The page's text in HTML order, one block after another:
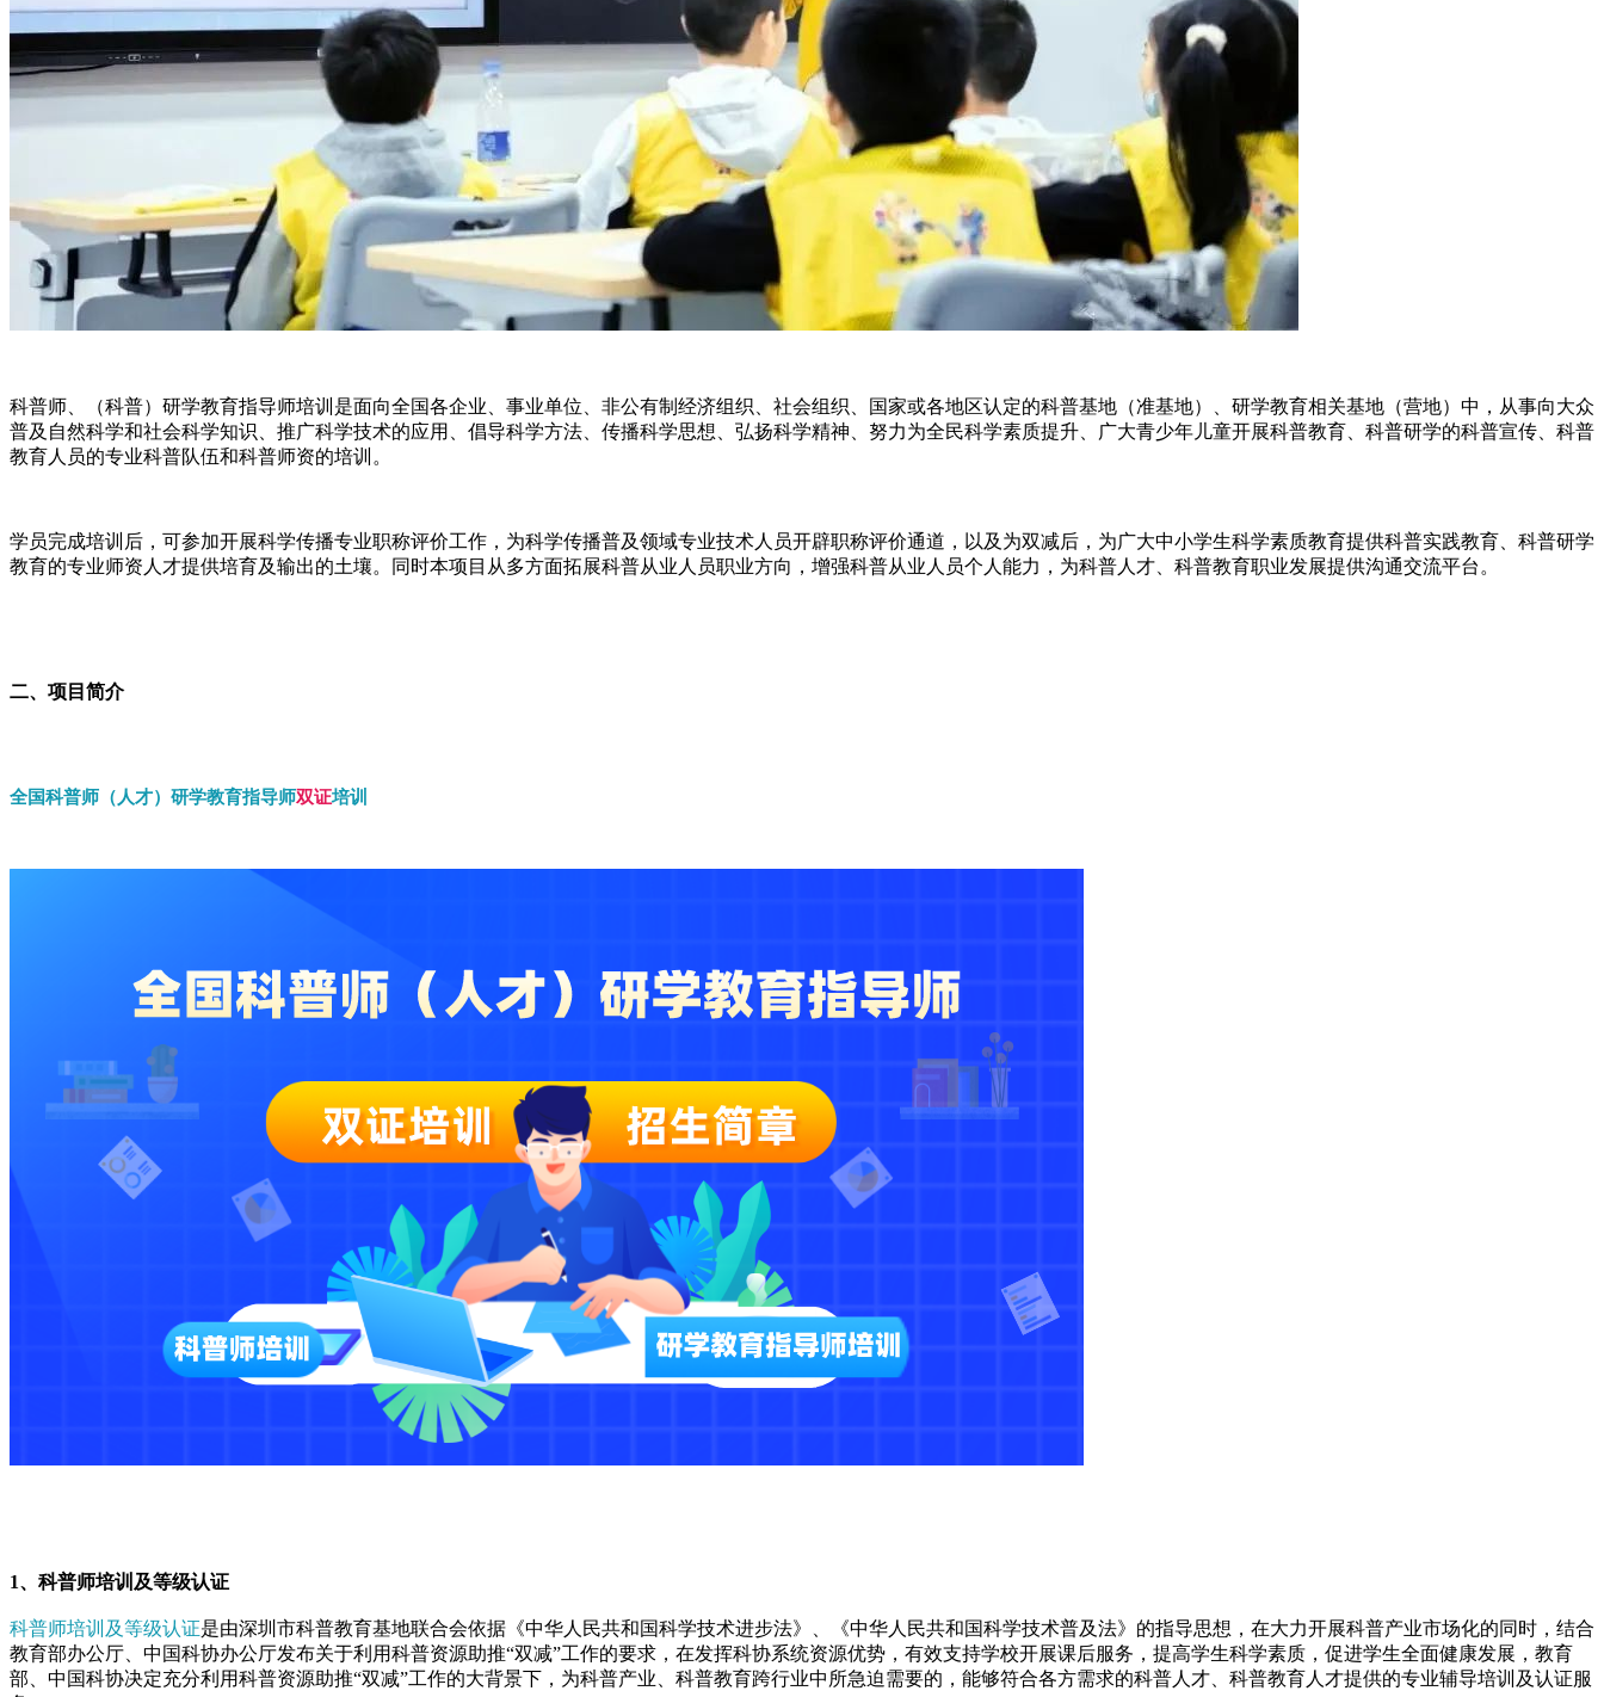
科普师、（科普）研学教育指导师培训 是面向全国各企业、事业单位、非公有制经济组织、社会组织、国家或各地区认定的科普基地（准基地）、研学教育相关基地（营地）中，从事向大众
普及自然科学和社会科学知识、推广科学技术的应用、倡导科学方法、传播科学思想、弘扬科学精神、努力为全民科学素质提升、广大青少年儿童开展科普教育、科普研学的科普宣传、科普
教育人员的专业科普队伍和科普师资的培训。
学员完成培训后，可参加开展科学传播专业职称评价工作，为科学传播普及领域专业技术人员开辟职称评价通道，以及为双减后，为广大中小学生科学素质教育提供科普实践教育、科普研学
教育的专业师资人才提供培育及输出的土壤。同时本项目从多方面拓展科普从业人员职业方向，增强科普从业人员个人能力，为科普人才、科普教育职业发展提供沟通交流平台。
二、项目简介
全国科普师（人才）研学教育指导师双证培训
1、科普师培训及等级认证
科普师培训及等级认证是由深圳市科普教育基地联合会依据《中华人民共和国科学技术进步法》、《中华人民共和国科学技术普及法》的指导思想，在大力开展科普产业市场化的同时，结合
教育部办公厅、中国科协办公厅发布关于利用科普资源助推“双减”工作的要求，在发挥科协系统资源优势，有效支持学校开展课后服务，提高学生科学素质，促进学生全面健康发展，教育
部、中国科协决定充分利用科普资源助推“双减”工作的大背景下，为科普产业、科普教育跨行业中所急迫需要的，能够符合各方需求的科普人才、科普教育人才提供的专业辅导培训及认证服